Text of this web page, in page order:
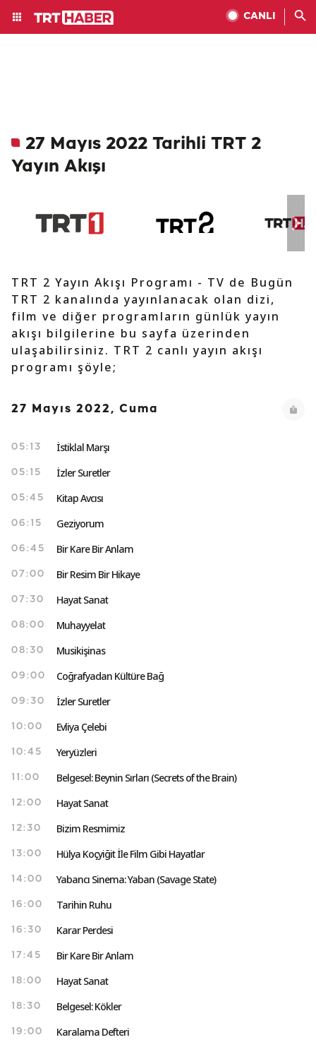
CANLI
27 Mayıs 2022 Tarihli TRT 2
Yayın Akışı
TRT 2 Yayın Akışı Programı - TV de Bugün
TRT 2 kanalında yayınlanacak olan dizi,
film ve diğer programların günlük yayın
akışı bilgilerine bu sayfa üzerinden
ulaşabilirsiniz. TRT 2 canlı yayın akışı
programı şöyle;
27 Mayıs 2022, Cuma
05:13 İstiklal Marşı
05:15 İzler Suretler
05:45 Kitap Avcısı
06:15 Geziyorum
06:45 Bir Kare Bir Anlam
07:00 Bir Resim Bir Hikaye
07:30 Hayat Sanat
08:00 Muhayyelat
08:30 Musikişinas
09:00 Coğrafyadan Kültüre Bağ
09:30 İzler Suretler
10:00 Evliya Çelebi
10:45 Yeryüzleri
11:00 Belgesel: Beynin Sırları (Secrets of the Brain)
12:00 Hayat Sanat
12:30 Bizim Resmimiz
13:00 Hülya Koçyiğit İle Film Gibi Hayatlar
14:00 Yabancı Sinema: Yaban (Savage State)
16:00 Tarihin Ruhu
16:30 Karar Perdesi
17:45 Bir Kare Bir Anlam
18:00 Hayat Sanat
18:30 Belgesel: Kökler
19:00 Karalama Defteri